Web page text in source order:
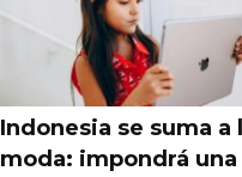
Indonesia se suma a
moda: impondrá una